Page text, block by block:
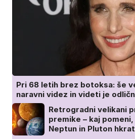
Pri 68 letih brez botoksa: še
naravni videz in videti je
Retrogradni velikani
premike – kaj
Neptun in Pluton